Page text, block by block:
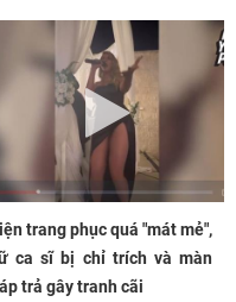
trang phục quá "mát mẻ",
ca sĩ bị chỉ trích và màn
trả gây tranh cãi